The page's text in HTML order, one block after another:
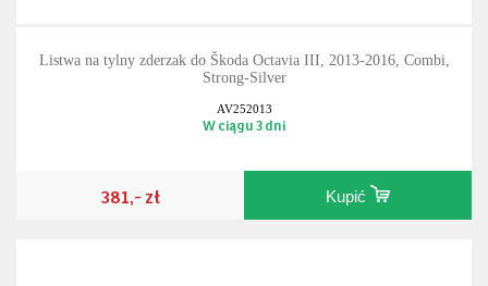
Listwa na tylny zderzak do Škoda Octavia III, 2013-2016, Combi,
Strong-Silver
AV252013
W ciągu 3 dni
381,- zł Kupić